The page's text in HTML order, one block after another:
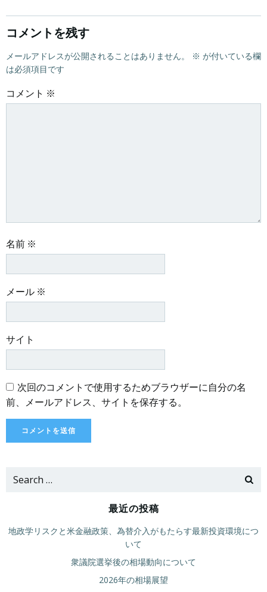
コメントを残す
メールアドレスが公開されることはありません。 ※ が付いている欄
は必須項目です
コメント ※
名前 ※
メール ※
サイト
次回のコメントで使用するためブラウザーに自分の名
前、メールアドレス、サイトを保存する。
Search
最近の投稿
地政学リスクと米金融政策、為替介入がもたらす最新投資環境につ
いて
衆議院選挙後の相場動向について
2026年の相場展望